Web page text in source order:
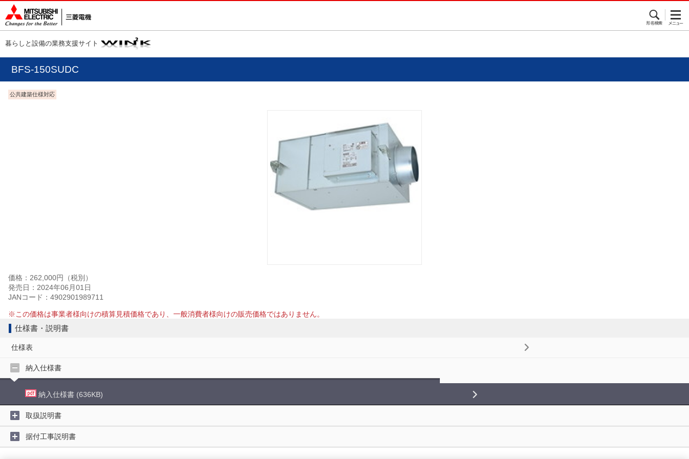
暮らしと設備の業務支援サイト
BFS-150SUDC
公共建築仕様対応
価格：262,000円（税別）
発売日：2024年06月01日
JANコード：4902901989711
※この価格は事業者様向けの積算見積価格であり、一般消費者様向けの販売価格ではありません。
仕様書・説明書
仕様表
納入仕様書
納入仕様書 (636KB)
取扱説明書
据付工事説明書